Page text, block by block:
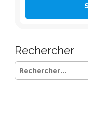
Rechercher
Rechercher :